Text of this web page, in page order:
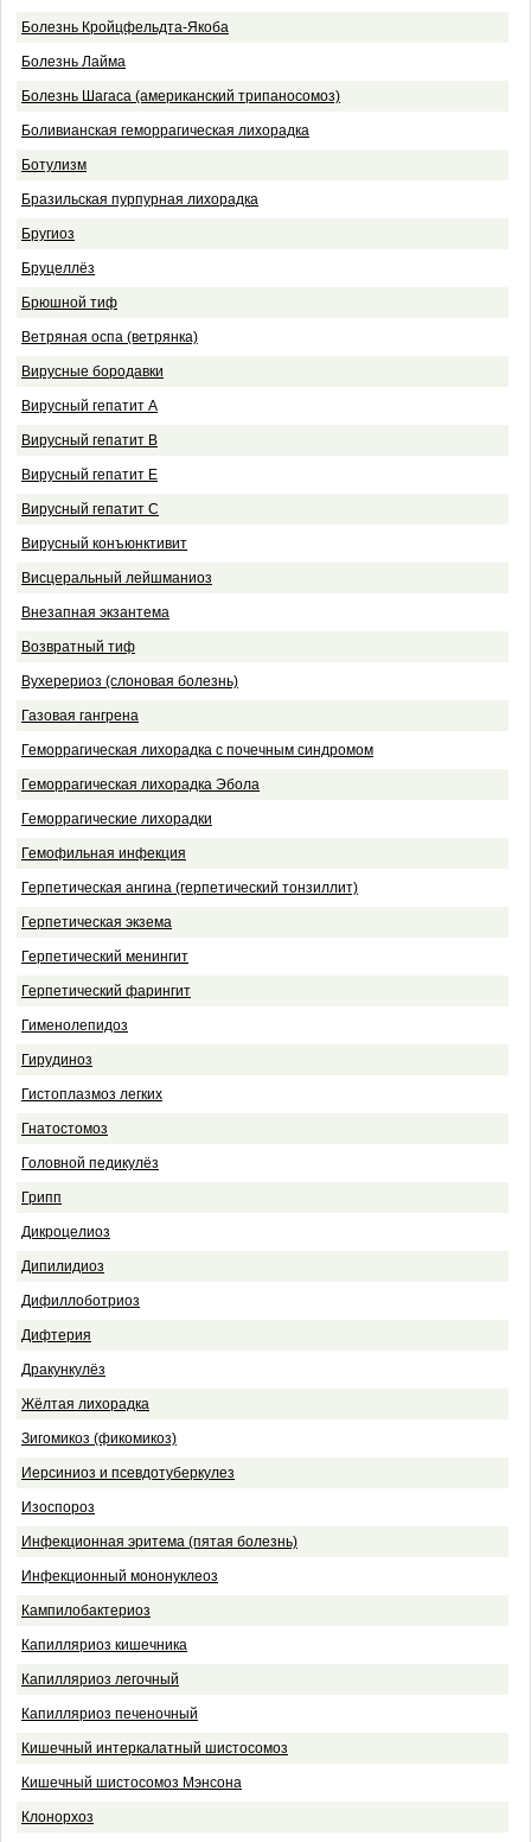
Болезнь Кройцфельдта-Якоба
Болезнь Лайма
Болезнь Шагаса (американский трипаносомоз)
Боливианская геморрагическая лихорадка
Ботулизм
Бразильская пурпурная лихорадка
Бругиоз
Бруцеллёз
Брюшной тиф
Ветряная оспа (ветрянка)
Вирусные бородавки
Вирусный гепатит A
Вирусный гепатит В
Вирусный гепатит Е
Вирусный гепатит С
Вирусный конъюнктивит
Висцеральный лейшманиоз
Внезапная экзантема
Возвратный тиф
Вухерериоз (слоновая болезнь)
Газовая гангрена
Геморрагическая лихорадка с почечным синдромом
Геморрагическая лихорадка Эбола
Геморрагические лихорадки
Гемофильная инфекция
Герпетическая ангина (герпетический тонзиллит)
Герпетическая экзема
Герпетический менингит
Герпетический фарингит
Гименолепидоз
Гирудиноз
Гистоплазмоз легких
Гнатостомоз
Головной педикулёз
Грипп
Дикроцелиоз
Дипилидиоз
Дифиллоботриоз
Дифтерия
Дракункулёз
Жёлтая лихорадка
Зигомикоз (фикомикоз)
Иерсиниоз и псевдотуберкулез
Изоспороз
Инфекционная эритема (пятая болезнь)
Инфекционный мононуклеоз
Кампилобактериоз
Капилляриоз кишечника
Капилляриоз легочный
Капилляриоз печеночный
Кишечный интеркалатный шистосомоз
Кишечный шистосомоз Мэнсона
Клонорхоз